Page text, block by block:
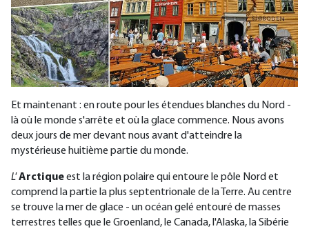
Et maintenant : en route pour les étendues blanches du Nord -
là où le monde s'arrête et où la glace commence. Nous avons
deux jours de mer devant nous avant d'atteindre la
mystérieuse huitième partie du monde.
L'Arctiqueest la région polaire qui entoure le pôle Nord et
comprend la partie la plus septentrionale de la Terre. Au centre
se trouve la mer de glace - un océan gelé entouré de masses
terrestres telles que le Groenland, le Canada, l'Alaska, la Sibérie